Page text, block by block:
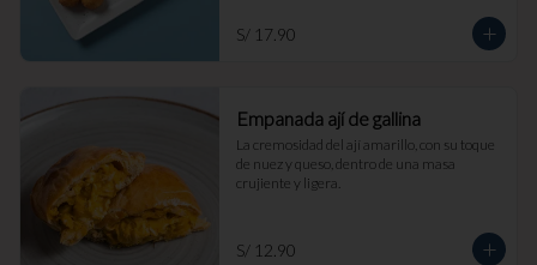
S/ 17.90
Empanada ají de gallina
La cremosidad del ají amarillo, con su toque
de nuez y queso, dentro de una masa
crujiente y ligera.
S/ 12.90